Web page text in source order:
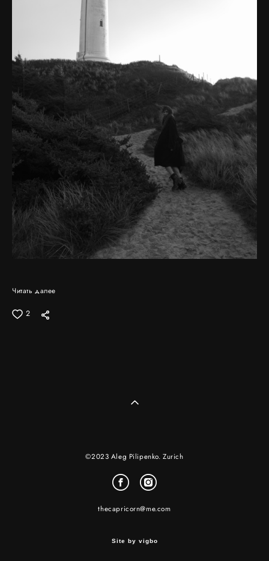
Читать далее
2
©2023 Aleg Pilipenko. Zurich
thecapricorn@me.com
Site by vigbo